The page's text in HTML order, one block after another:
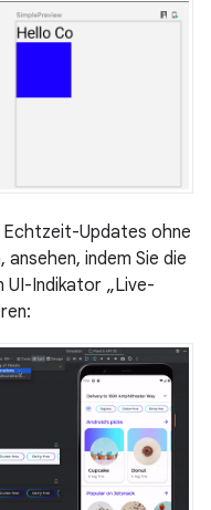
Echtzeit-Updates ohne
indem Sie die
UI-Indikator „Live-